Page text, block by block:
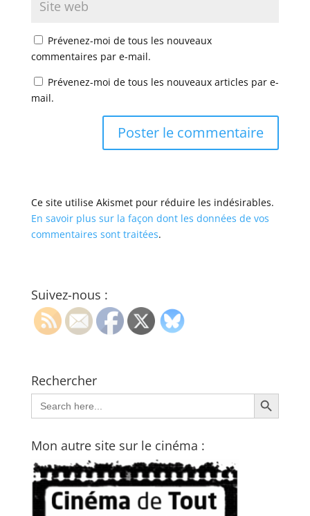
Prévenez-moi de tous les nouveaux
commentaires par e-mail.
Prévenez-moi de tous les nouveaux articles par e-
mail.
Ce site utilise Akismet pour réduire les indésirables.
En savoir plus sur la façon dont les données de vos
commentaires sont traitées.
Suivez-nous :
Rechercher
Search
for:
Search Button
Mon autre site sur le cinéma :